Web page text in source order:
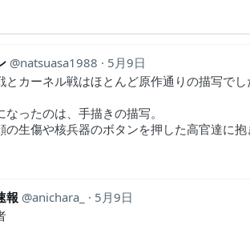
natsuasa1988
5月9日
とカーネル戦はほとんど原作通りの描写で
ったのは、手描きの描写。
の生傷や核兵器のボタンを押した高官達に
報 anichara_
5月9日